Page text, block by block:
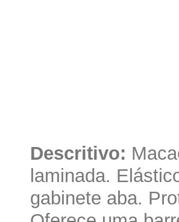
Descritivo:
laminada.
gabinete aba.